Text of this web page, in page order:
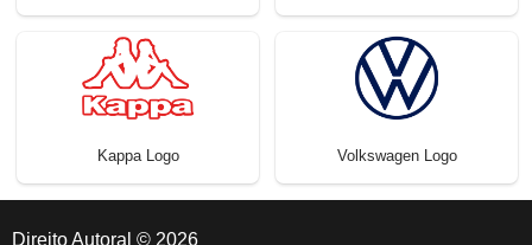
Kappa Logo Volkswagen Logo
Direito Autoral © 2026